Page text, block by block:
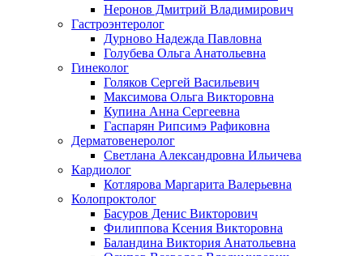
Неронов Дмитрий Владимирович
Гастроэнтеролог
Дурново Надежда Павловна
Голубева Ольга Анатольевна
Гинеколог
Голяков Сергей Васильевич
Максимова Ольга Викторовна
Купина Анна Сергеевна
Гаспарян Рипсимэ Рафиковна
Дерматовенеролог
Светлана Александровна Ильичева
Кардиолог
Котлярова Маргарита Валерьевна
Колопроктолог
Басуров Денис Викторович
Филиппова Ксения Викторовна
Баландина Виктория Анатольевна